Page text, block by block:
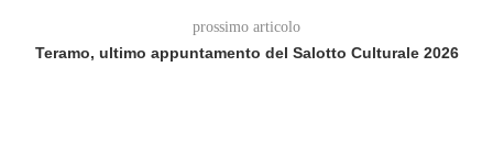
prossimo articolo
Teramo, ultimo appuntamento del Salotto Culturale 2026